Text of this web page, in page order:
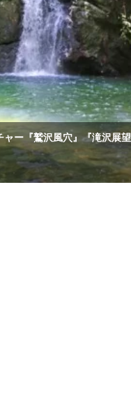
ー『鷲沢風穴』『滝沢展望